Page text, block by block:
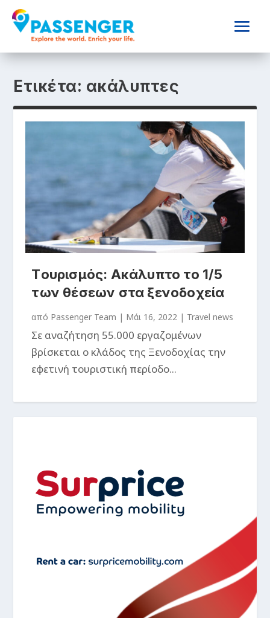
Ετικέτα: ακάλυπτες
Tουρισμός: Ακάλυπτο το 1/5
των θέσεων στα ξενοδοχεία
από Passenger Team | Μάι 16, 2022 | Travel news
Σε αναζήτηση 55.000 εργαζομένων
βρίσκεται ο κλάδος της Ξενοδοχίας την
εφετινή τουριστική περίοδο...